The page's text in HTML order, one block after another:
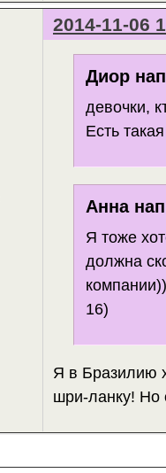
2014-11-06
Диор
девочки,
Есть
Анна
Я тоже
должна
16)
Я в Бразилию
шри-ланку! Но